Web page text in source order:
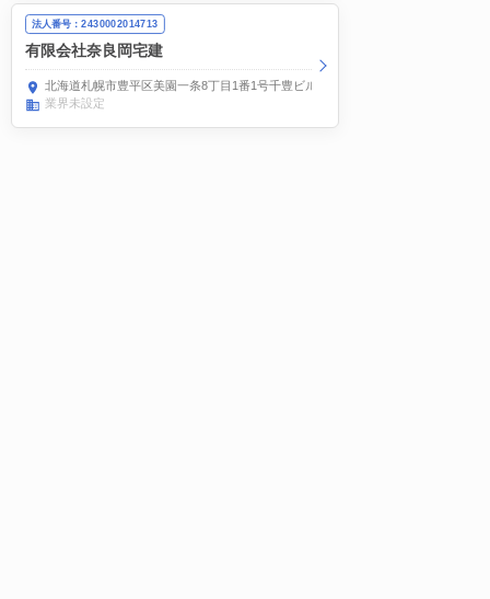
法人番号：2430002014713
有限会社奈良岡宅建
北海道札幌市豊平区美園一条8丁目1番1号千豊ビル202
業界未設定